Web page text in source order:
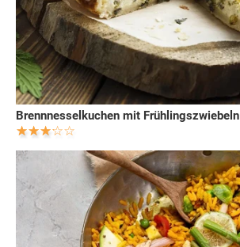
Brennnesselkuchen mit Frühlingszwiebeln